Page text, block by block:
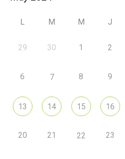
L M M J
29 30 1 2
6 7 8 9
13 14 15 16
20 21 22 23